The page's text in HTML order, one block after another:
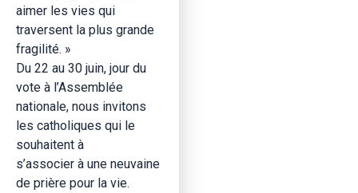
aimer les vies qui
traversent la plus grande
fragilité. »
Du 22 au 30 juin, jour du
vote à l’Assemblée
nationale, nous invitons
les catholiques qui le
souhaitent à
s’associer à une neuvaine
de prière pour la vie.